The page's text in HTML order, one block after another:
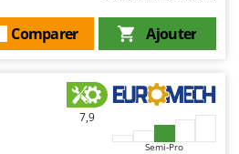
Ajouter
Comparer
7,9
Semi-Pro